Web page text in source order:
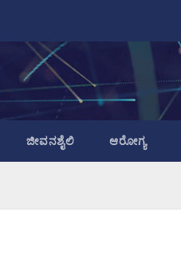
ಜೀವನಶೈಲಿ ಆರೋಗ್ಯ